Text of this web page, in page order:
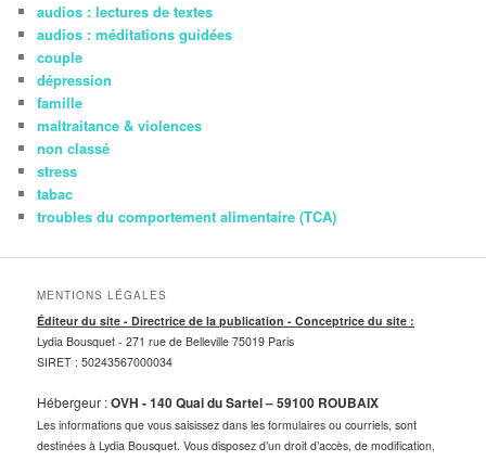
audios : lectures de textes
audios : méditations guidées
couple
dépression
famille
maltraitance & violences
non classé
stress
tabac
troubles du comportement alimentaire (TCA)
MENTIONS LÉGALES
Éditeur du site - Directrice de la publication - Conceptrice du site :
Lydia Bousquet -271 rue de Belleville 75019 Paris
SIRET : 50243567000034
Hébergeur :OVH - 140 Quai du Sartel – 59100 ROUBAIX
Les informations que vous saisissez dans les formulaires ou courriels, sont
destinées à Lydia Bousquet. Vous disposez d’un droit d’accès, de modification,